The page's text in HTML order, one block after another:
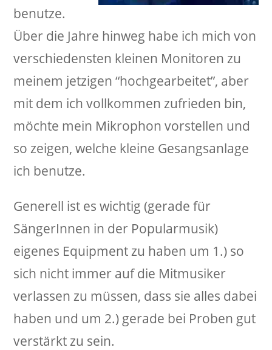
benutze.
Über die Jahre hinweg habe ich mich von
verschiedensten kleinen Monitoren zu
meinem jetzigen “hochgearbeitet”, aber
mit dem ich vollkommen zufrieden bin,
möchte mein Mikrophon vorstellen und
so zeigen, welche kleine Gesangsanlage
ich benutze.
Generell ist es wichtig (gerade für
SängerInnen in der Popularmusik)
eigenes Equipment zu haben um 1.) so
sich nicht immer auf die Mitmusiker
verlassen zu müssen, dass sie alles dabei
haben und um 2.) gerade bei Proben gut
verstärkt zu sein.